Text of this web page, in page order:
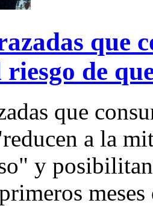
que
riesgo de
que
a la
y